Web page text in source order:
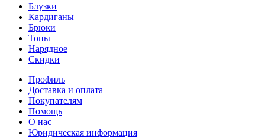
Блузки
Кардиганы
Брюки
Топы
Нарядное
Скидки
Профиль
Доставка и оплата
Покупателям
Помощь
О нас
Юридическая информация